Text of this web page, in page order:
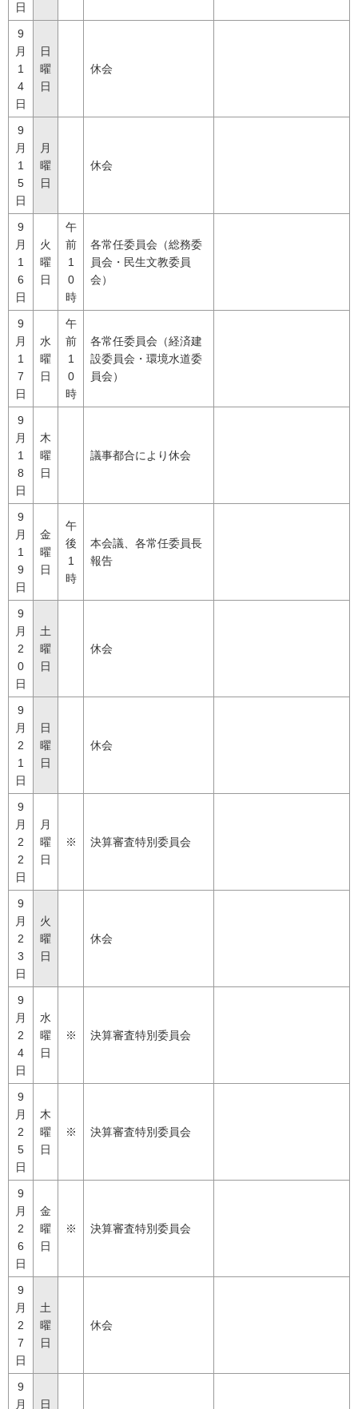
日
9
月
1
4
日
日
曜
日
休会
9
月
1
5
日
月
曜
日
休会
9
月
1
6
日
火
曜
日
午
前
1
0
時
各常任委員会（総務委
員会・民生文教委員
会）
9
月
1
7
日
水
曜
日
午
前
1
0
時
各常任委員会（経済建
設委員会・環境水道委
員会）
9
月
1
8
日
木
曜
日
議事都合により休会
9
月
1
9
日
金
曜
日
午
後
1
時
本会議、各常任委員長
報告
9
月
2
0
日
土
曜
日
休会
9
月
2
1
日
日
曜
日
休会
9
月
2
2
日
月
曜
日
※ 決算審査特別委員会
9
月
2
3
日
火
曜
日
休会
9
月
2
4
日
水
曜
日
※ 決算審査特別委員会
9
月
2
5
日
木
曜
日
※ 決算審査特別委員会
9
月
2
6
日
金
曜
日
※ 決算審査特別委員会
9
月
2
7
日
土
曜
日
休会
9
月
日